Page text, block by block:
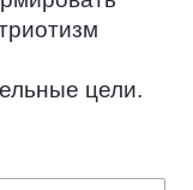
цели.